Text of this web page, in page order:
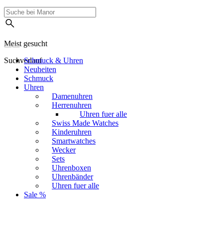
Meist gesucht
SuchverlaufSchmuck & Uhren
Neuheiten
Schmuck
Uhren
Damenuhren
Herrenuhren
Uhren fuer alle
Swiss Made Watches
Kinderuhren
Smartwatches
Wecker
Sets
Uhrenboxen
Uhrenbänder
Uhren fuer alle
Sale %